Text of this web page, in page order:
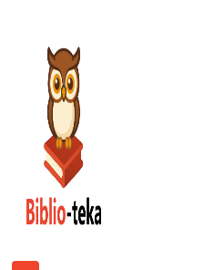
contenido